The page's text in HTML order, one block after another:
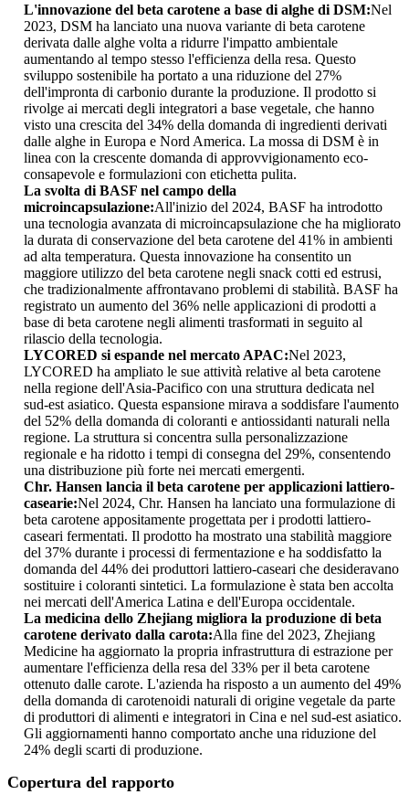
L'innovazione del beta carotene a base di alghe di DSM:Nel
2023, DSM ha lanciato una nuova variante di beta carotene
derivata dalle alghe volta a ridurre l'impatto ambientale
aumentando al tempo stesso l'efficienza della resa. Questo
sviluppo sostenibile ha portato a una riduzione del 27%
dell'impronta di carbonio durante la produzione. Il prodotto si
rivolge ai mercati degli integratori a base vegetale, che hanno
visto una crescita del 34% della domanda di ingredienti derivati ​​
dalle alghe in Europa e Nord America. La mossa di DSM è in
linea con la crescente domanda di approvvigionamento eco-
consapevole e formulazioni con etichetta pulita.
La svolta di BASF nel campo della
microincapsulazione:All'inizio del 2024, BASF ha introdotto
una tecnologia avanzata di microincapsulazione che ha migliorato
la durata di conservazione del beta carotene del 41% in ambienti
ad alta temperatura. Questa innovazione ha consentito un
maggiore utilizzo del beta carotene negli snack cotti ed estrusi,
che tradizionalmente affrontavano problemi di stabilità. BASF ha
registrato un aumento del 36% nelle applicazioni di prodotti a
base di beta carotene negli alimenti trasformati in seguito al
rilascio della tecnologia.
LYCORED si espande nel mercato APAC:Nel 2023,
LYCORED ha ampliato le sue attività relative al beta carotene
nella regione dell'Asia-Pacifico con una struttura dedicata nel
sud-est asiatico. Questa espansione mirava a soddisfare l'aumento
del 52% della domanda di coloranti e antiossidanti naturali nella
regione. La struttura si concentra sulla personalizzazione
regionale e ha ridotto i tempi di consegna del 29%, consentendo
una distribuzione più forte nei mercati emergenti.
Chr. Hansen lancia il beta carotene per applicazioni lattiero-
casearie:Nel 2024, Chr. Hansen ha lanciato una formulazione di
beta carotene appositamente progettata per i prodotti lattiero-
caseari fermentati. Il prodotto ha mostrato una stabilità maggiore
del 37% durante i processi di fermentazione e ha soddisfatto la
domanda del 44% dei produttori lattiero-caseari che desideravano
sostituire i coloranti sintetici. La formulazione è stata ben accolta
nei mercati dell'America Latina e dell'Europa occidentale.
La medicina dello Zhejiang migliora la produzione di beta
carotene derivato dalla carota:Alla fine del 2023, Zhejiang
Medicine ha aggiornato la propria infrastruttura di estrazione per
aumentare l'efficienza della resa del 33% per il beta carotene
ottenuto dalle carote. L'azienda ha risposto a un aumento del 49%
della domanda di carotenoidi naturali di origine vegetale da parte
di produttori di alimenti e integratori in Cina e nel sud-est asiatico.
Gli aggiornamenti hanno comportato anche una riduzione del
24% degli scarti di produzione.
Copertura del rapporto